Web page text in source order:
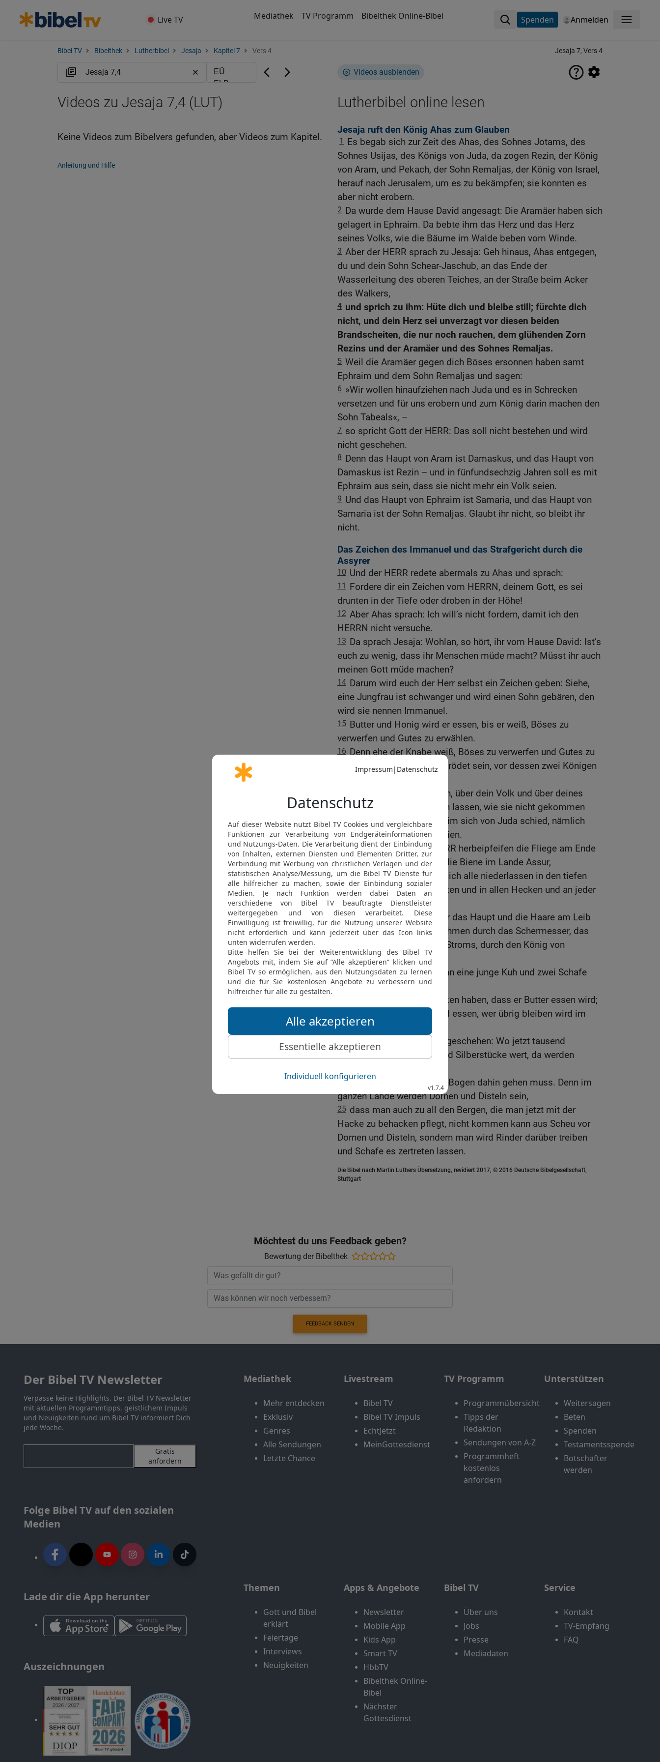
Live TV Mediathek TV Programm Bibelthek Online-Bibel Spenden Anmelden Menü
Bibel TV Bibelthek Lutherbibel Jesaja Kapitel 7 Vers 4 Jesaja 7, Vers 4
Videos ausblenden
Lutherbibel online lesen
Jesaja ruft den König Ahas zum Glauben
1
Es begab sich zur Zeit des Ahas, des Sohnes Jotams, des
Sohnes Usijas, des Königs von Juda, da zogen Rezin, der König
von Aram, und Pekach, der Sohn Remaljas, der König von Israel,
herauf nach Jerusalem, um es zu bekämpfen; sie konnten es
aber nicht erobern.
2 Da wurde dem Hause David angesagt: Die Aramäer haben sich
gelagert in Ephraim. Da bebte ihm das Herz und das Herz
seines Volks, wie die Bäume im Walde beben vom Winde.
3 Aber der HERR sprach zu Jesaja: Geh hinaus, Ahas entgegen,
du und dein Sohn Schear-Jaschub, an das Ende der
Wasserleitung des oberen Teiches, an der Straße beim Acker
des Walkers,
4 und sprich zu ihm: Hüte dich und bleibe still; fürchte dich
nicht, und dein Herz sei unverzagt vor diesen beiden
Brandscheiten, die nur noch rauchen, dem glühenden Zorn
Rezins und der Aramäer und des Sohnes Remaljas.
5 Weil die Aramäer gegen dich Böses ersonnen haben samt
Ephraim und dem Sohn Remaljas und sagen:
6 »Wir wollen hinaufziehen nach Juda und es in Schrecken
versetzen und für uns erobern und zum König darin machen den
Sohn Tabeals«, –
7 so spricht Gott der HERR: Das soll nicht bestehen und wird
nicht geschehen.
8 Denn das Haupt von Aram ist Damaskus, und das Haupt von
Damaskus ist Rezin – und in fünfundsechzig Jahren soll es mit
Ephraim aus sein, dass sie nicht mehr ein Volk seien.
9 Und das Haupt von Ephraim ist Samaria, und das Haupt von
Samaria ist der Sohn Remaljas. Glaubt ihr nicht, so bleibt ihr
nicht.
Das Zeichen des Immanuel und das Strafgericht durch die
Assyrer
10 Und der HERR redete abermals zu Ahas und sprach:
11
Fordere dir ein Zeichen vom HERRN, deinem Gott, es sei
drunten in der Tiefe oder droben in der Höhe!
12 Aber Ahas sprach: Ich will’s nicht fordern, damit ich den
HERRN nicht versuche.
13 Da sprach Jesaja: Wohlan, so hört, ihr vom Hause David: Ist’s
euch zu wenig, dass ihr Menschen müde macht? Müsst ihr auch
meinen Gott müde machen?
14 Darum wird euch der Herr selbst ein Zeichen geben: Siehe,
eine Jungfrau ist schwanger und wird einen Sohn gebären, den
wird sie nennen Immanuel.
15 Butter und Honig wird er essen, bis er weiß, Böses zu
verwerfen und Gutes zu erwählen.
16 Denn ehe der Knabe weiß, Böses zu verwerfen und Gutes zu
erwählen, wird das Land verödet sein, vor dessen zwei Königen
Der HERR wird über dich, über dein Volk und über deines
Vaters Haus Tage kommen lassen, wie sie nicht gekommen
sind seit der Zeit, da Ephraim sich von Juda schied, nämlich
durch den König von Assyrien.
18 Zu der Zeit wird der HERR herbeipfeifen die Fliege am Ende
der Ströme Ägyptens und die Biene im Lande Assur,
19 dass sie kommen und sich alle niederlassen in den tiefen
Tälern und in den Steinklüften und in allen Hecken und an jeder
Tränke.
20 Zu der Zeit wird der Herr das Haupt und die Haare am Leib
scheren und den Bart abnehmen durch das Schermesser, das
gedungen ist jenseits des Stroms, durch den König von
Assyrien.
21 Zu der Zeit wird ein Mann eine junge Kuh und zwei Schafe
aufziehen
und wird so viel zu melken haben, dass er Butter essen wird;
denn Butter und Honig wird essen, wer übrig bleiben wird im
Lande.
Und es wird zu der Zeit geschehen: Wo jetzt tausend
Weinstöcke stehen, tausend Silberstücke wert, da werden
24 dass man mit Pfeil und Bogen dahin gehen muss. Denn im
ganzen Lande werden Dornen und Disteln sein,
25 dass man auch zu all den Bergen, die man jetzt mit der
Hacke zu behacken pflegt, nicht kommen kann aus Scheu vor
Dornen und Disteln, sondern man wird Rinder darüber treiben
und Schafe es zertreten lassen.
Die Bibel nach Martin Luthers Übersetzung, revidiert 2017, © 2016 Deutsche Bibelgesellschaft,
Stuttgart
Videos zu Jesaja 7,4 (LUT)
Keine Videos zum Bibelvers gefunden, aber Videos zum Kapitel.
Anleitung und Hilfe
Möchtest du uns Feedback geben?
Bewertung der Bibelthek
FEEDBACK SENDEN
Der Bibel TV Newsletter
Verpasse keine Highlights. Der Bibel TV Newsletter
mit aktuellen Programmtipps, geistlichem Impuls
und Neuigkeiten rund um Bibel TV informiert Dich
jede Woche.
Gratis
anfordern
Folge Bibel TV auf den sozialen
Medien
Lade dir die App herunter
Auszeichnungen
Mediathek
Mehr entdecken
Exklusiv
Genres
Alle Sendungen
Letzte Chance
Livestream
Bibel TV
Bibel TV Impuls
EchtJetzt
MeinGottesdienst
TV Programm
Programmübersicht
Tipps der
Redaktion
Sendungen von A-Z
Programmheft
kostenlos
anfordern
Unterstützen
Weitersagen
Beten
Spenden
Testamentsspende
Botschafter
werden
Themen
Gott und Bibel
erklärt
Feiertage
Interviews
Neuigkeiten
Apps & Angebote
Newsletter
Mobile App
Kids App
Smart TV
HbbTV
Bibelthek Online-
Bibel
Nächster
Gottesdienst
Bibel TV
Über uns
Jobs
Presse
Mediadaten
Service
Kontakt
TV-Empfang
FAQ